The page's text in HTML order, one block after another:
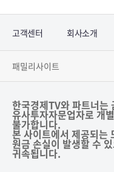
고객센터 회사소개
패밀리사이트
한국경제TV와 파트너는
유사투자자문업자로 개
불가합니다.
본 사이트에서 제공되는
원금 손실이 발생할 수
귀속됩니다.